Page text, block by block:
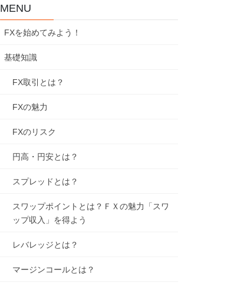
MENU
FXを始めてみよう！
基礎知識
FX取引とは？
FXの魅力
FXのリスク
円高・円安とは？
スプレッドとは？
スワップポイントとは？ＦＸの魅力「スワ
ップ収入」を得よう
レバレッジとは？
マージンコールとは？